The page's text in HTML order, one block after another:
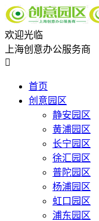
欢迎光临
上海创意办公服务商

首页
创意园区
静安园区
黄浦园区
长宁园区
徐汇园区
普陀园区
杨浦园区
虹口园区
浦东园区